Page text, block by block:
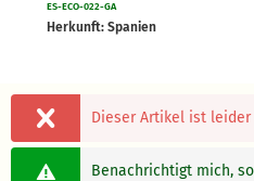
ES-ECO-022-GA
Herkunft: Spanien
Dieser Artikel ist
Benachrichtigt mich,